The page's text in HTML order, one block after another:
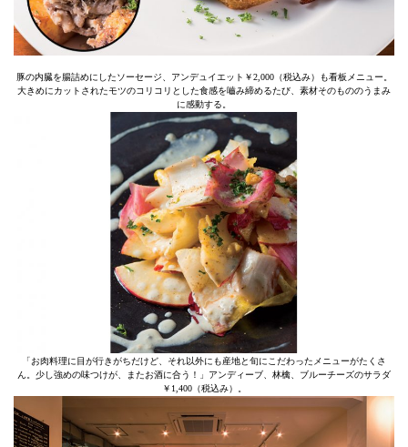
豚の内臓を腸詰めにしたソーセージ、アンデュイエット￥2,000（税込み）も看板メニュー。
大きめにカットされたモツのコリコリとした食感を嚙み締めるたび、素材そのもののうまみ
に感動する。
「お肉料理に目が行きがちだけど、それ以外にも産地と旬にこだわったメニューがたくさ
ん。少し強めの味つけが、またお酒に合う！」アンディーブ、林檎、ブルーチーズのサラダ
￥1,400（税込み）。